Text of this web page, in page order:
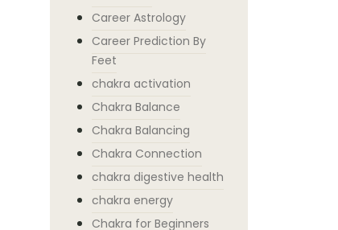
Career Astrology
Career Prediction By
Feet
chakra activation
Chakra Balance
Chakra Balancing
Chakra Connection
chakra digestive health
chakra energy
Chakra for Beginners